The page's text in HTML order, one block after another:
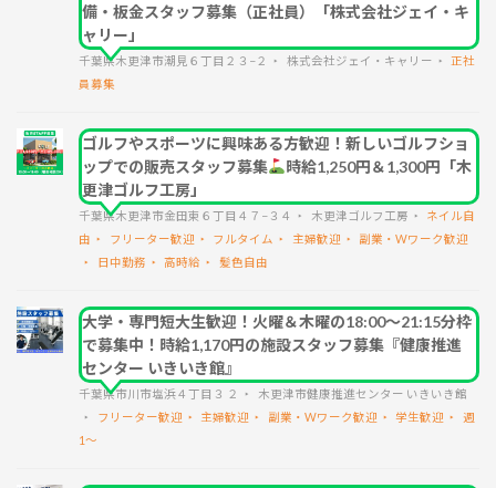
備・板金スタッフ募集（正社員）「株式会社ジェイ・キ
ャリー」
千葉県木更津市潮見６丁目２３−２ 株式会社ジェイ・キャリー
正社
員募集
ゴルフやスポーツに興味ある方歓迎！新しいゴルフショ
ップでの販売スタッフ募集
時給1,250円＆1,300円「木
更津ゴルフ工房」
千葉県木更津市金田東６丁目４７−３４ 木更津ゴルフ工房
ネイル自
由
フリーター歓迎 フルタイム 主婦歓迎
副業・Wワーク歓迎
日中勤務
高時給 髪色自由
大学・専門短大生歓迎！火曜＆木曜の18:00～21:15分枠
で募集中！時給1,170円の施設スタッフ募集『健康推進
センター いきいき館』
千葉県市川市塩浜４丁目３ ２
木更津市健康推進センター いきいき館
フリーター歓迎
主婦歓迎 副業・Wワーク歓迎 学生歓迎
週
1～